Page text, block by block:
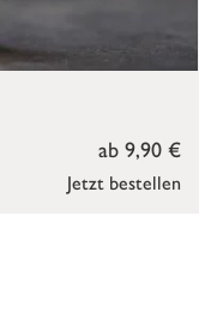
Jetzt bestellen
ab 9,90 €